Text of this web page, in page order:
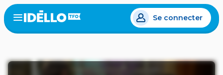
Aller
au
contenu
Open
menu
Se connecter